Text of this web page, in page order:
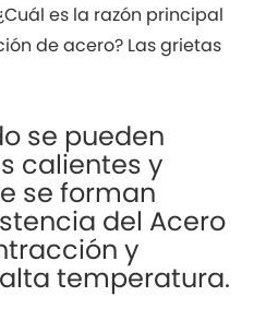
es la razón principal
de acero? Las grietas
se pueden
calientes y
se forman
del Acero
y
temperatura.